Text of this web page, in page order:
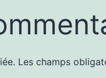
Les champs